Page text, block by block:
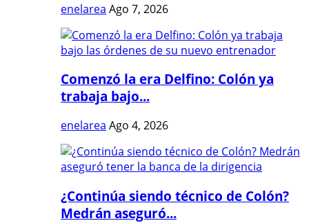
enelarea Ago 7, 2026
Comenzó la era Delfino: Colón ya
trabaja bajo...
enelarea Ago 4, 2026
¿Continúa siendo técnico de Colón?
Medrán aseguró...